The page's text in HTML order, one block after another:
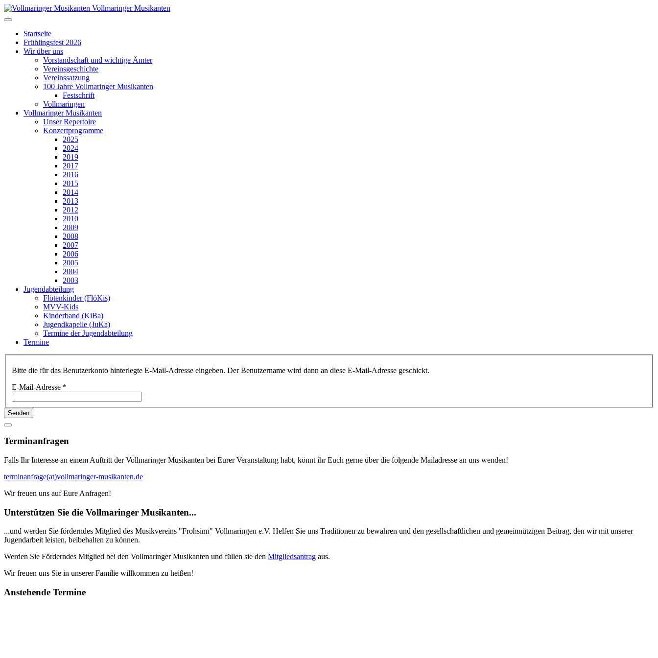
Vollmaringer Musikanten
Startseite
Frühlingsfest 2026
Wir über uns
Vorstandschaft und wichtige Ämter
Vereinsgeschichte
Vereinssatzung
100 Jahre Vollmaringer Musikanten
Festschrift
Vollmaringen
Vollmaringer Musikanten
Unser Repertoire
Konzertprogramme
2025
2024
2019
2017
2016
2015
2014
2013
2012
2010
2009
2008
2007
2006
2005
2004
2003
Jugendabteilung
Flötenkinder (FlöKis)
MVV-Kids
Kinderband (KiBa)
Jugendkapelle (JuKa)
Termine der Jugendabteilung
Termine
Bitte die für das Benutzerkonto hinterlegte E-Mail-Adresse eingeben. Der Benutzername wird dann an diese E-Mail-Adresse geschickt.
E-Mail-Adresse *
Senden
Terminanfragen
Falls Ihr Interesse an einem Auftritt der Vollmaringer Musikanten bei Eurer Veranstaltung habt, könnt ihr Euch gerne über die folgende Mailadresse an uns wenden!
terminanfrage(at)vollmaringer-musikanten.de
Wir freuen uns auf Eure Anfragen!
Unterstützen Sie die Vollmaringer Musikanten...
...und werden Sie förderndes Mitglied des Musikvereins "Frohsinn" Vollmaringen e.V. Helfen Sie uns Traditionen zu bewahren und den gesellschaftlichen und gemeinnützigen Beitrag, den wir mit unserer
Jugendarbeit leisten, beibehalten zu können.
Werden Sie Förderndes Mitglied bei den Vollmaringer Musikanten und füllen sie den Mitgliedsantrag aus.
Wir freuen uns Sie in unserer Familie willkommen zu heißen!
Anstehende Termine